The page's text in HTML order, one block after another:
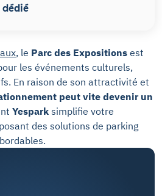
, le Parc des Expositions est
les événements culturels,
En raison de son attractivité et
peut vite devenir un
Yespark simplifie votre
des solutions de parking